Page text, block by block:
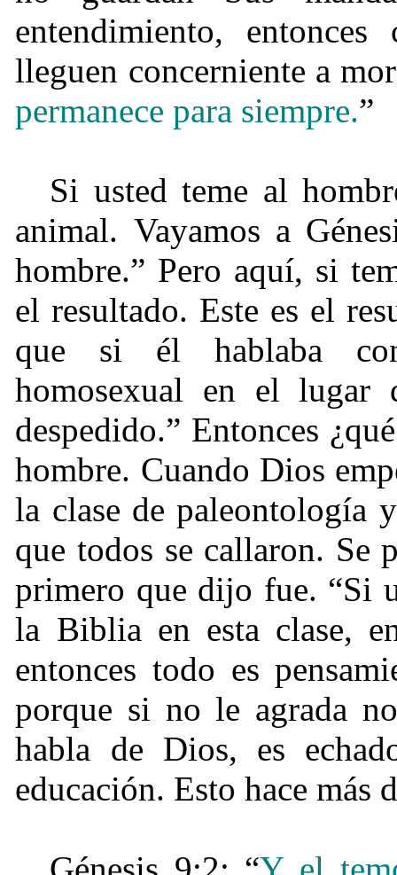
entendimiento,
lleguen concerniente a
permanece para siempre.”
Si usted teme al
animal. Vayamos a
hombre.” Pero aquí, si
el resultado. Este es el
que si él hablaba
homosexual en el lugar
despedido.” Entonces
hombre. Cuando Dios
la clase de paleontología
que todos se callaron.
primero que dijo fue. “Si
la Biblia en esta clase,
entonces todo es
porque si no le agrada
habla de Dios, es
educación. Esto hace más